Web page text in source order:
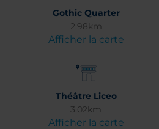
Gothic Quarter
2.98km
Afficher la carte
Théâtre Liceo
3.02km
Afficher la carte